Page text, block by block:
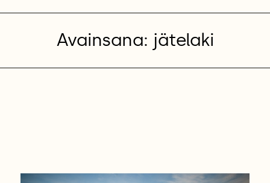
Avainsana: jätelaki